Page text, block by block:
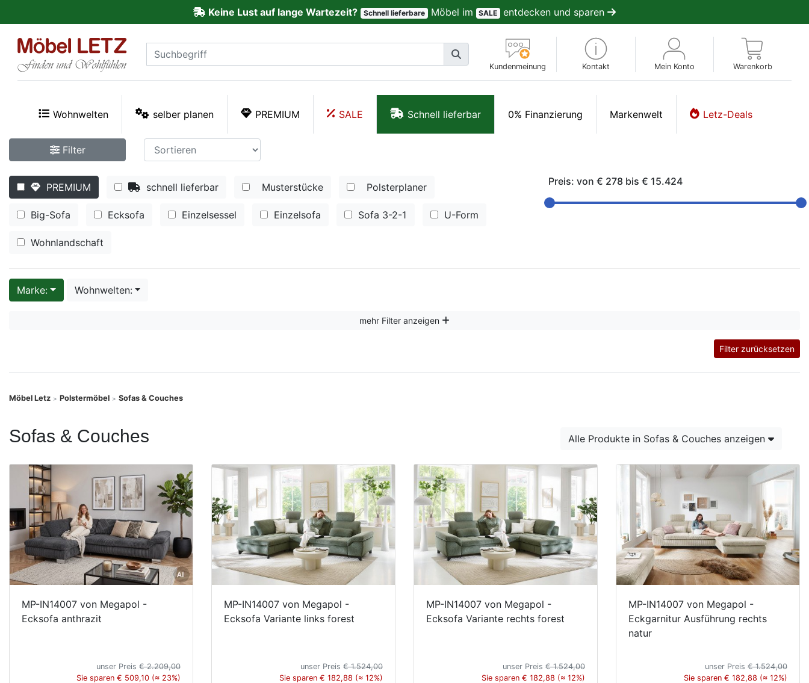
Keine Lust auf lange Wartezeit? Schnell lieferbare Möbel im SALE entdecken und sparen
Kundenmeinung Kontakt Mein Konto Warenkorb
Wohnwelten selber planen PREMIUM SALE Schnell lieferbar 0% Finanzierung Markenwelt Letz-Deals
Filter
PREMIUM schnell lieferbar Musterstücke Polsterplaner
Big-Sofa Ecksofa Einzelsessel Einzelsofa Sofa 3-2-1 U-Form
Wohnlandschaft
Preis: von € 278 bis € 15.424
Marke: Wohnwelten:
mehr Filter anzeigen
Filter zurücksetzen
Möbel Letz > Polstermöbel > Sofas & Couches
Sofas & Couches Alle Produkte in Sofas & Couches anzeigen
MP-IN14007 von Megapol -
Ecksofa anthrazit
unser Preis € 2.209,00
Sie sparen € 509,10 (≈ 23%)
MP-IN14007 von Megapol -
Ecksofa Variante links forest
unser Preis € 1.524,00
Sie sparen € 182,88 (≈ 12%)
MP-IN14007 von Megapol -
Ecksofa Variante rechts forest
unser Preis € 1.524,00
Sie sparen € 182,88 (≈ 12%)
MP-IN14007 von Megapol -
Eckgarnitur Ausführung rechts
natur
unser Preis € 1.524,00
Sie sparen € 182,88 (≈ 12%)
Kundenmeinungen
PREMIUM
Schnell
lieferbar
SALE
Polsterplaner
Konfigurator
Deals